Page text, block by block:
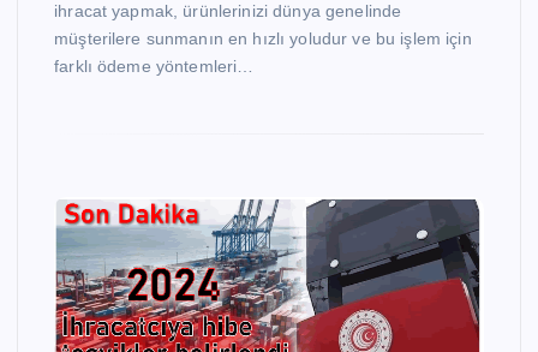
ihracat yapmak, ürünlerinizi dünya genelinde
müşterilere sunmanın en hızlı yoludur ve bu işlem için
farklı ödeme yöntemleri…